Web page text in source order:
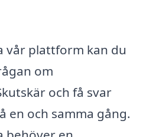
vår plattform kan du
om
och få svar
en och samma gång.